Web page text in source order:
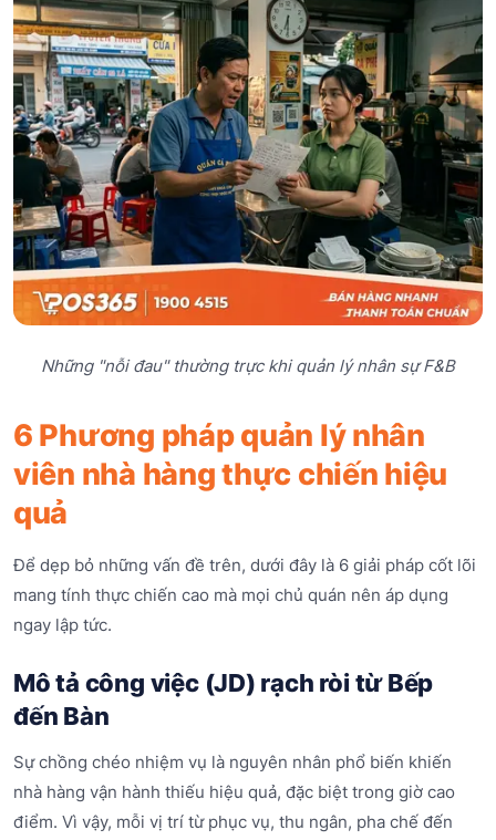
Những "nỗi đau" thường trực khi quản lý nhân sự F&B
6 Phương pháp quản lý nhân
viên nhà hàng thực chiến hiệu
quả
Để dẹp bỏ những vấn đề trên, dưới đây là 6 giải pháp cốt lõi
mang tính thực chiến cao mà mọi chủ quán nên áp dụng
ngay lập tức.
Mô tả công việc (JD) rạch ròi từ Bếp
đến Bàn
Sự chồng chéo nhiệm vụ là nguyên nhân phổ biến khiến
nhà hàng vận hành thiếu hiệu quả, đặc biệt trong giờ cao
điểm. Vì vậy, mỗi vị trí từ phục vụ, thu ngân, pha chế đến